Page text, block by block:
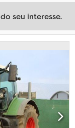
seu interesse.